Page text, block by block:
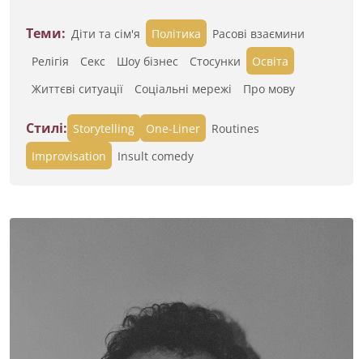
Теми: Діти та сім'я Політика
Расові взаємини
Релігія
Секс Шоу бізнес Стосунки
Освіта
Життєві ситуації
Cоціальні мережі Про мову
Стилі: Storytelling One-Liner
Routines
Improvisation
Insult comedy